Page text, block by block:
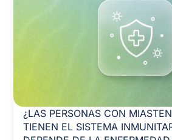
¿LAS PERSONAS CON
TIENEN EL SISTEMA